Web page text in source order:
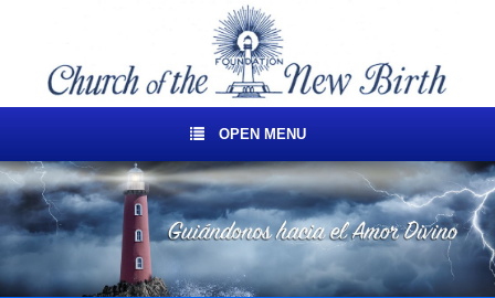
OPEN MENU